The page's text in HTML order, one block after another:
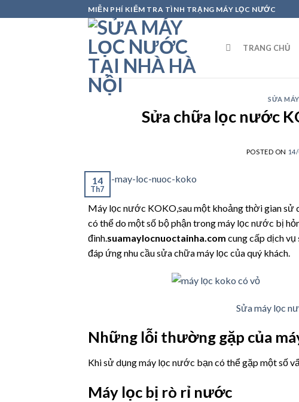
to
MIỄN PHÍ KIỂM TRA TÌNH TRẠNG MÁY LỌC NƯỚC
TRANG CHỦ
SỬA
Sửa chữa lọc nước
POSTED ON
14
Th7
Máy lọc nước KOKO,sau một khoảng thời gian sử
có thể do một số bộ phận trong máy lọc nước bị
đình.suamaylocnuoctainha.com cung cấp dịch vụ
đáp ứng nhu cầu sửa chữa máy lọc của quý khách.
Sửa máy lọc
Những lỗi thường gặp của
Khi sử dụng máy lọc nước bạn có thể gặp một số
Máy lọc bị rò rỉ nước